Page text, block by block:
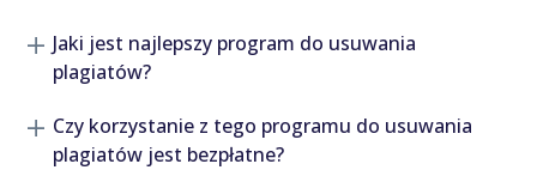
Jaki jest najlepszy program do usuwania
plagiatów?
Czy korzystanie z tego programu do usuwania
plagiatów jest bezpłatne?